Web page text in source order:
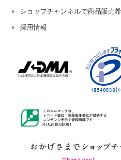
ショップチャンネルで商品販売
採用情報